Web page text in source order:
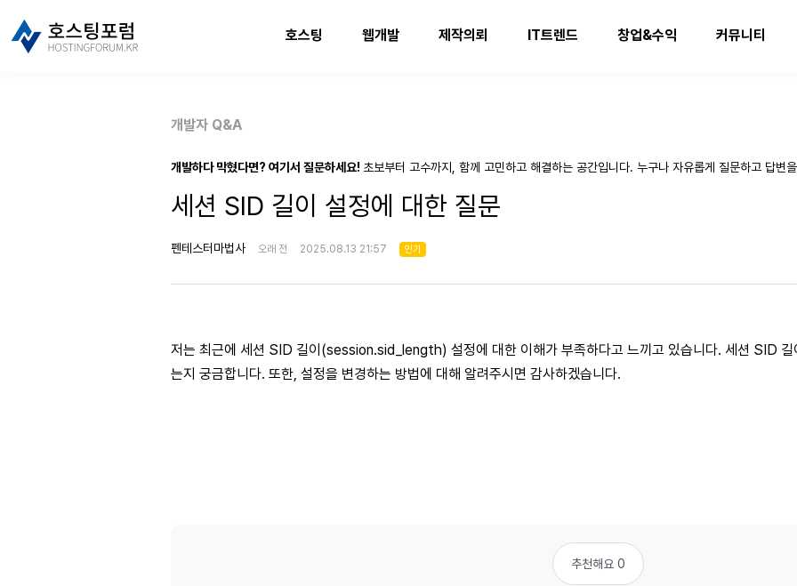
호스팅 웹개발 제작의뢰 IT트렌드 창업&수익 커뮤니티
개발자 Q&A
개발하다 막혔다면? 여기서 질문하세요! 초보부터 고수까지, 함께 고민하고 해결하는 공간입니다. 누구나 자유롭게 질문하고 답변
세션 SID 길이 설정에 대한 질문
펜테스터마법사 오래 전 2025.08.13 21:57 인기
저는 최근에 세션 SID 길이(session.sid_length) 설정에 대한 이해가 부족하다고 느끼고 있습니다. 세션 SID 길
는지 궁금합니다. 또한, 설정을 변경하는 방법에 대해 알려주시면 감사하겠습니다.
추천해요 0